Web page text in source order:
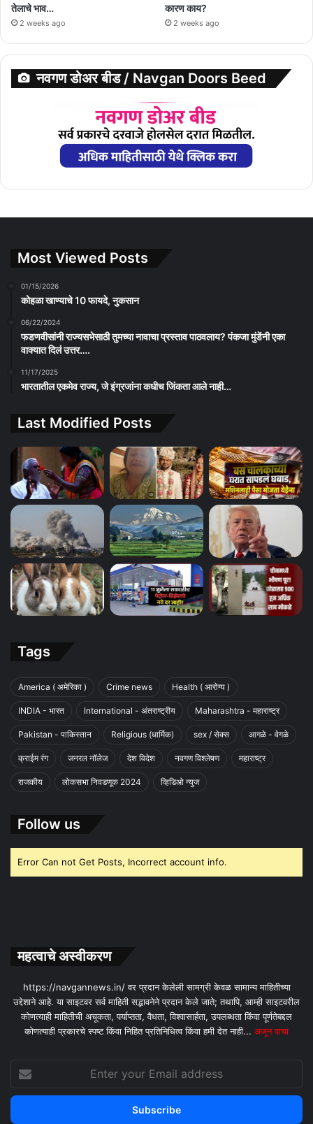
तेलाचे भाव…
2 weeks ago
कारण काय?
2 weeks ago
नवगण डोअर बीड / Navgan Doors Beed
Most Viewed Posts
01/15/2026
कोहळा खाण्याचे 10 फायदे, नुकसान
06/22/2024
फडणवीसांनी राज्यसभेसाठी तुमच्या नावाचा प्रस्ताव पाठवलाय? पंकजा मुंडेंनी एका
वाक्यात दिलं उत्तर….
11/17/2025
भारतातील एकमेव राज्य, जे इंग्रजांना कधीच जिंकता आले नाही…
Last Modified Posts
Tags
America ( अमेरिका ) Crime news Health ( आरोग्य )
INDIA - भारत International - अंतराष्ट्रीय Maharashtra - महाराष्ट्र
Pakistan - पाकिस्तान Religious (धार्मिक) sex / सेक्स आगळे - वेगळे
क्राईम रंग जनरल नॉलेज देश विदेश नवगण विश्लेषण महाराष्ट्र
राजकीय लोकसभा निवडणूक 2024 व्हिडिओ न्युज
Follow us
Error Can not Get Posts, Incorrect account info.
महत्वाचे अस्वीकरण
https://navgannews.in/ वर प्रदान केलेली सामग्री केवळ सामान्य माहितीच्या
उद्देशाने आहे. या साइटवर सर्व माहिती सद्भावनेने प्रदान केले जाते; तथापि, आम्ही साइटवरील
कोणत्याही माहितीची अचूकता, पर्याप्तता, वैधता, विश्वासार्हता, उपलब्धता किंवा पूर्णतेबद्दल
कोणत्याही प्रकारचे स्पष्ट किंवा निहित प्रतिनिधित्व किंवा हमी देत ​​नाही... अजून वाचा
your
Email